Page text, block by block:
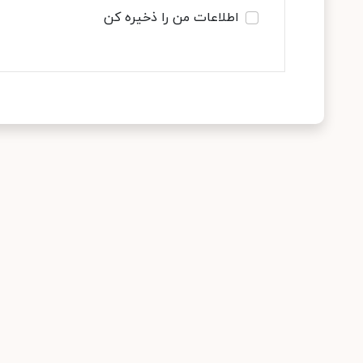
اطلاعات من را ذخیره کن